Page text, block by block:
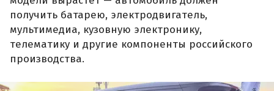
получить батарею, электродвигатель,
мультимедиа, кузовную электронику,
телематику и другие компоненты российского
производства.